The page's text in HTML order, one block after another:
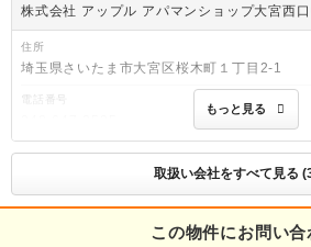
株式会社 アップル アパマンショップ大宮西
住所
埼玉県さいたま市大宮区桜木町１丁目2-1
電話番号
免許番号
国土交通大臣(5)第6971号
取引態様
もっと見る
取扱い会社をすべて見る
この物件にお問い合